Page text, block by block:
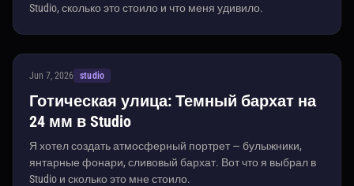
Studio, сколько это стоило и что меня удивило.
Jun 7, 2026 studio
Готическая улица: Темный бархат на
24 мм в Studio
Я хотел создать атмосферный портрет — булыжники,
янтарные фонари, сливовый бархат. Вот что я выбрал в
Studio и сколько это мне стоило.